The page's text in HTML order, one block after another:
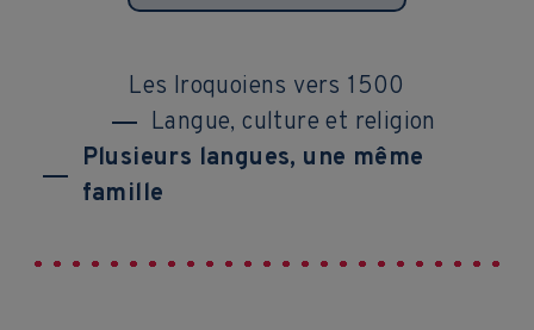
Les Iroquoiens vers 1500
Langue, culture et religion
Plusieurs langues, une même
famille